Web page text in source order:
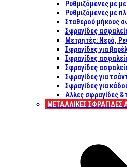
Ρυθμιζόμενες με
Ρυθμιζόμενες με
Σταθερού μήκους
Σφραγίδες
Μετρητές: Νερό,
Σφραγίδες για
Σφραγίδες
Σφραγίδες
Σφραγίδες για
Σφραγίδες για
Άλλες σφραγίδες
ΜΕΤΑΛΛΙΚΕΣ ΣΦΡΑΓΙΔΕΣ